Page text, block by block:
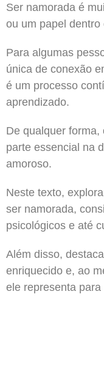
Ser namorada é
ou um papel
Para algumas
única de conexão
é um processo
aprendizado.
De qualquer
parte essencial na
amoroso.
Neste texto,
ser namorada,
psicológicos e até
Além disso,
enriquecido e, ao
ele representa